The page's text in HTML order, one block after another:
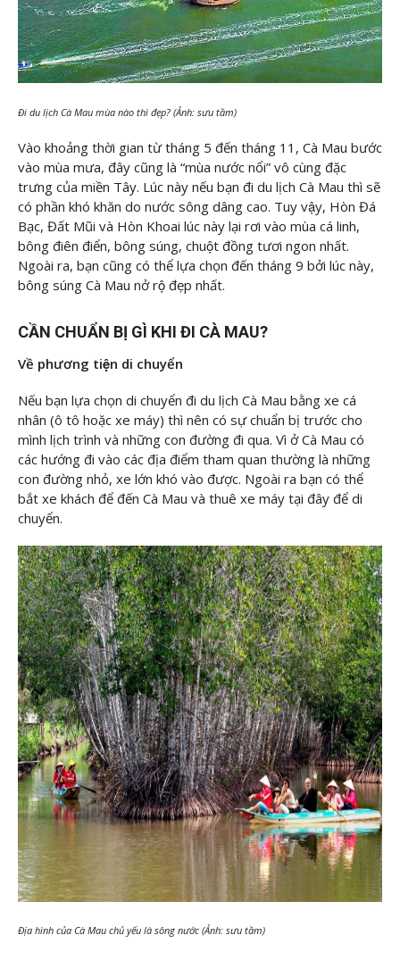
Đi du lịch Cà Mau mùa nào thì đẹp? (Ảnh: sưu tầm)
Vào khoảng thời gian từ tháng 5 đến tháng 11, Cà Mau bước
vào mùa mưa, đây cũng là “mùa nước nổi” vô cùng đặc
trưng của miền Tây. Lúc này nếu bạn đi du lịch Cà Mau thì sẽ
có phần khó khăn do nước sông dâng cao. Tuy vậy, Hòn Đá
Bạc, Đất Mũi và Hòn Khoai lúc này lại rơi vào mùa cá linh,
bông điên điển, bông súng, chuột đồng tươi ngon nhất.
Ngoài ra, bạn cũng có thể lựa chọn đến tháng 9 bởi lúc này,
bông súng Cà Mau nở rộ đẹp nhất.
CẦN CHUẨN BỊ GÌ KHI ĐI CÀ MAU?
Về phương tiện di chuyển
Nếu bạn lựa chọn di chuyển đi du lịch Cà Mau bằng xe cá
nhân (ô tô hoặc xe máy) thì nên có sự chuẩn bị trước cho
mình lịch trình và những con đường đi qua. Vì ở Cà Mau có
các hướng đi vào các địa điểm tham quan thường là những
con đường nhỏ, xe lớn khó vào được. Ngoài ra bạn có thể
bắt xe khách để đến Cà Mau và thuê xe máy tại đây để di
chuyển.
Địa hình của Cà Mau chủ yếu là sông nước (Ảnh: sưu tầm)